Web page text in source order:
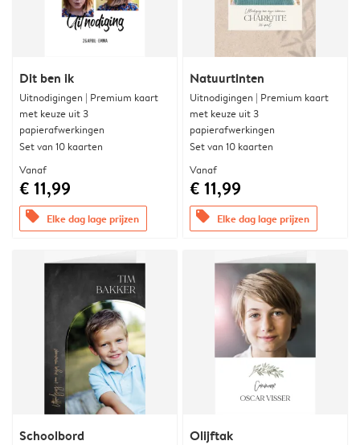
Dit ben ik
Uitnodigingen | Premium kaart
met keuze uit 3
papierafwerkingen
Set van 10 kaarten
Vanaf
€ 11,99
offers Elke dag lage prijzen
Natuurtinten
Uitnodigingen | Premium kaart
met keuze uit 3
papierafwerkingen
Set van 10 kaarten
Vanaf
€ 11,99
offers Elke dag lage prijzen
Schoolbord Olijftak